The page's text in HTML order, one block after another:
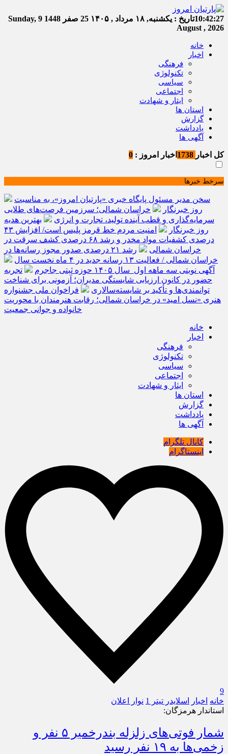
10:42:27تاریخ : یکشنبه, ۱۸ مرداد , ۱۴۰۵ 25 صفر 1448
Sunday, 9
August , 2026
خانه
اخبار
فرهنگی
تکنولوژی
سیاسی
اجتماعی
ایثار و شهادت
استان ها
گزارش
یادداشت
آگهی ها
کل اخبار اخبار امروز : 0
سرخط خبرها
سخن مدیر مسئول پایگاه خبری «پارتیان امروز»، به مناسبت
روز خبرنگار
خراسان شمالی؛ سرزمین فرصت‌های طلایی
سرمایه‌گذاری و قطب آینده تولید، تجارت و انرژی
بهترین هدیه
روز خبرنگار
امنیت مردم خط قرمز پلیس است/ افزایش ۴۳
درصدی کشفیات مواد مخدر و رشد ۶۸ درصدی کشف سرقت در
خراسان شمالی
رشد ۲۱ درصدی صدور مجوز رسانه‌ها در
خراسان شمالی / فعالیت ۱۳ رسانه جدید در ۴ ماه نخست سال
آگهی نوبتی سه ماهه اول سال ۱۴۰۵ حوزه ثبتی جاجرم
تجربه
حضور در کانون ارزیابی شایستگی مدیران؛ آزمونی برای شناخت
توانمندی‌ها و تأکید بر شایسته‌سالاری
فراخوان ملی جشنواره
هنری «نسل امید» در خراسان شمالی؛ رقابت هنرمندان با محوریت
خانواده و جوانی جمعیت
خانه
اخبار
فرهنگی
تکنولوژی
سیاسی
اجتماعی
ایثار و شهادت
استان ها
گزارش
یادداشت
آگهی ها
کانال تلگرام
اینستاگرام
9
خانه اخبار اسلایدر تیتر 1
نوار اعلان
استاندار هرمزگان:
شمار فوتی‌های زلزله بندرخمیر ۵ نفر و
زخمی‌ها به ۱۹ نفر رسید